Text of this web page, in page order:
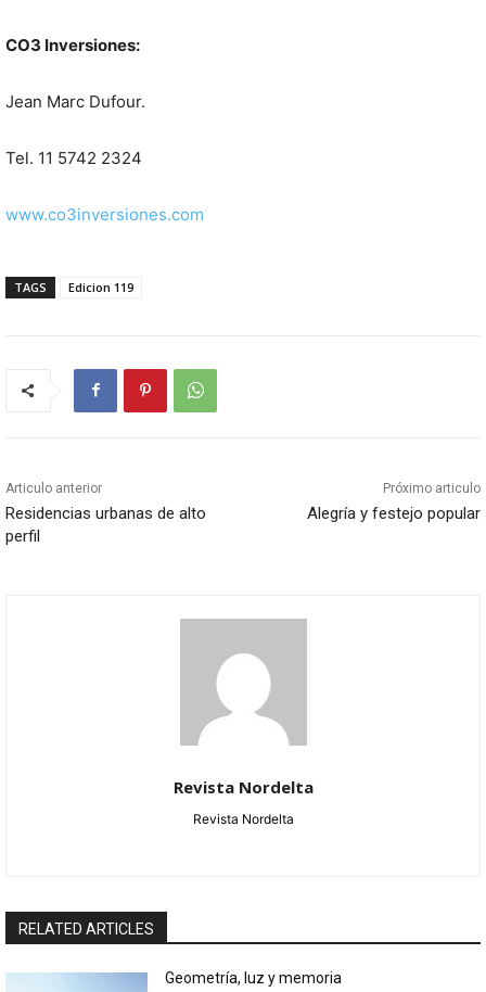
CO3 Inversiones:
Jean Marc Dufour.
Tel. 11 5742 2324
www.co3inversiones.com
TAGS Edicion 119
Articulo anterior
Residencias urbanas de alto
perfil
Próximo articulo
Alegría y festejo popular
Revista Nordelta
Revista Nordelta
RELATED ARTICLES
Geometría, luz y memoria